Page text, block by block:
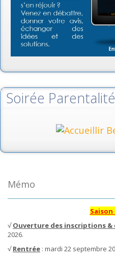
Soirée Parentalité
Mémo
Saison
√Ouverture des inscriptions
2026.
√Rentrée : mardi 22 septembre